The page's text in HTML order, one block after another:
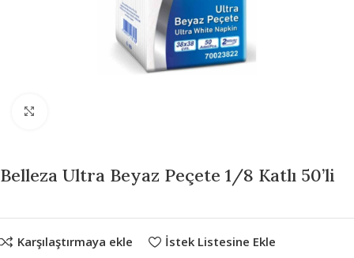
Belleza Ultra Beyaz Peçete 1/8 Katlı 50’li
Karşılaştırmaya ekle İstek Listesine Ekle